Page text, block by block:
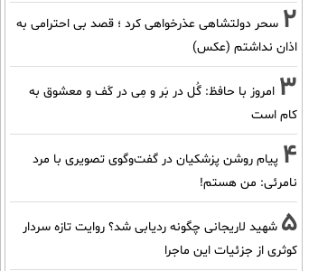
2 سحر دولتشاهی عذرخواهی کرد ؛ قصد بی احترامی به
اذان نداشتم (عکس)
3 امروز با حافظ: گُل در بَر و مِی در کَف و معشوق به
کام است
4 پیام روشن پزشکیان در گفت‌و‌گوی تصویری با مرد
نامرئی: من هستم!
5 شهید لاریجانی چگونه ردیابی شد؟ روایت تازه سردار
کوثری از جزئیات این ماجرا